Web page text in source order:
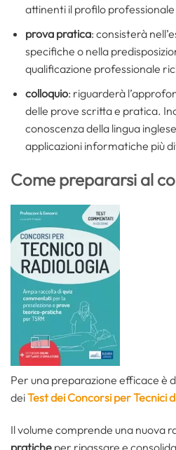
attinenti il profilo professionale
prova pratica: consisterà
specifiche o nella
qualificazione professionale
colloquio: riguarderà
delle prove scritta e pratica.
conoscenza della lingua
applicazioni informatiche più
Come prepararsi al
Per una preparazione efficace è
deiTest dei Concorsi per Tecnici
Il volume comprende una nuova